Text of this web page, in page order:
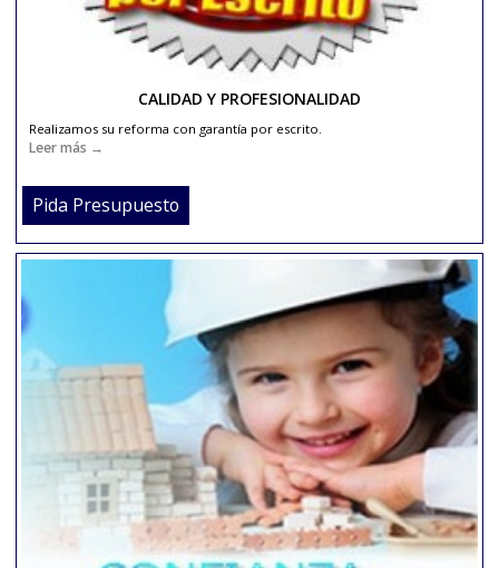
PROYECTOS EN 3D
Para ayudarle a elegir acabados, distribuciones..etc. para la
sus sueños de su vivienda, local, baño..etc le realizamos un
Leer más →
Pida Presupuesto